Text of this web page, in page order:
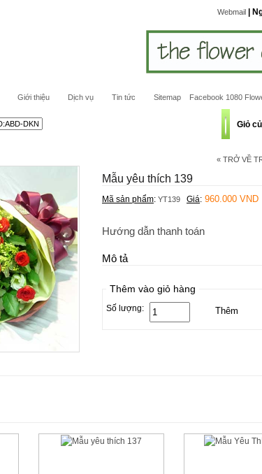
Webmail |
Giới thiệu Dịch vụ Tin tức Sitemap Facebook 1080
Giỏ
« TRỞ VỀ
Mẫu yêu thích 139
Mã sản phẩm: YT139 Giá: 960.000 VND
Hướng dẫn thanh toán
Mô tả
Thêm vào giỏ hàng
Số lượng: